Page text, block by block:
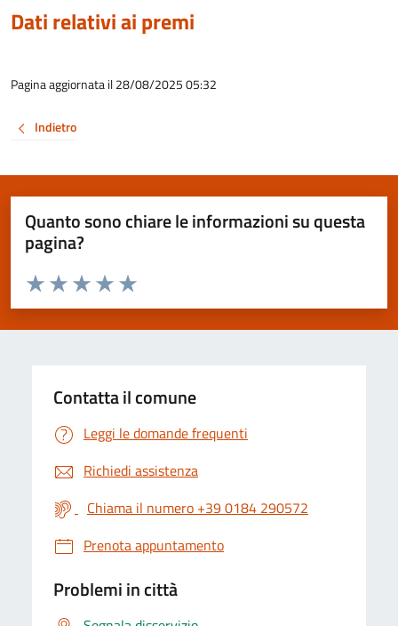
Dati relativi ai premi
Pagina aggiornata il 28/08/2025 05:32
Indietro
Quanto sono chiare le informazioni su questa
pagina?
Valuta da 1 a 5 stelle la pagina
Valuta 5 stelle su 5
Valuta 4 stelle su 5
Valuta 3 stelle su 5
Valuta 2 stelle su 5
Valuta 1 stelle su 5
Contatta il comune
Leggi le domande frequenti
Richiedi assistenza
Chiama il numero +39 0184 290572
Prenota appuntamento
Problemi in città